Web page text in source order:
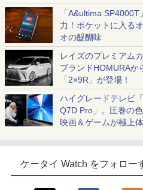
「A&ultima SP4000T
力！ポケットに入る
オの醍醐味
レイズのプレミアム
ブランドHOMURAか
「2×9R」が登場！
ハイグレードテレビ
Q7D Pro」。圧巻の
映画＆ゲームが極上
ケータイ Watch をフォロー